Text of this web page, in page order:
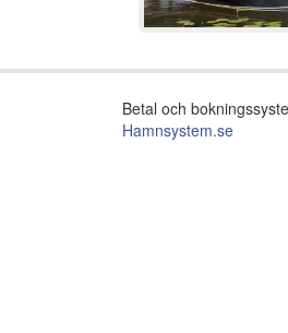
Betal och
Hamnsystem.se